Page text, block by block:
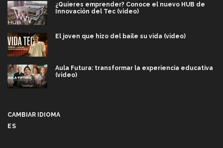
¿Quieres emprender? Conoce el nuevo HUB de
Innovación del Tec (video)
El joven que hizo del baile su vida (video)
Aula Futura: transformar la experiencia educativa
(video)
CAMBIAR IDIOMA
ES